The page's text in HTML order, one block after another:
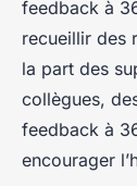
feedback à
recueillir des
la part des
collègues,
feedback à
encourager